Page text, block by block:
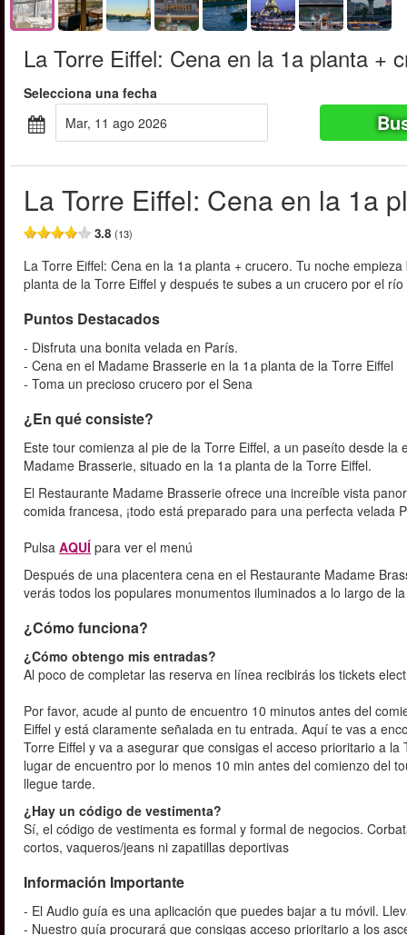
La Torre Eiffel: Cena en la 1a planta +
Selecciona una fecha
mar, 11 ago 2026
La Torre Eiffel: Cena en la 1a
3.8 (13)
La Torre Eiffel: Cena en la 1a planta + crucero. Tu noche
planta de la Torre Eiffel y después te subes a un crucero por el
Puntos Destacados
- Disfruta una bonita velada en París.
- Cena en el Madame Brasserie en la 1a planta de la Torre Eiffel
- Toma un precioso crucero por el Sena
¿En qué consiste?
Este tour comienza al pie de la Torre Eiffel, a un paseíto desde
Madame Brasserie, situado en la 1a planta de la Torre Eiffel.
El Restaurante Madame Brasserie ofrece una increíble vista
comida francesa, ¡todo está preparado para una perfecta velada
Pulsa AQUÍ para ver el menú
Después de una placentera cena en el Restaurante Madame
verás todos los populares monumentos iluminados a lo largo de
¿Cómo funciona?
¿Cómo obtengo mis entradas?
Al poco de completar las reserva en línea recibirás los tickets
Por favor, acude al punto de encuentro 10 minutos antes del
Eiffel y está claramente señalada en tu entrada. Aquí te vas a
Torre Eiffel y va a asegurar que consigas el acceso prioritario a
lugar de encuentro por lo menos 10 min antes del comienzo del
llegue tarde.
¿Hay un código de vestimenta?
Sí, el código de vestimenta es formal y formal de negocios.
cortos, vaqueros/jeans ni zapatillas deportivas
Información Importante
- El Audio guía es una aplicación que puedes bajar a tu móvil.
- Nuestro guía procurará que consigas acceso prioritario a los